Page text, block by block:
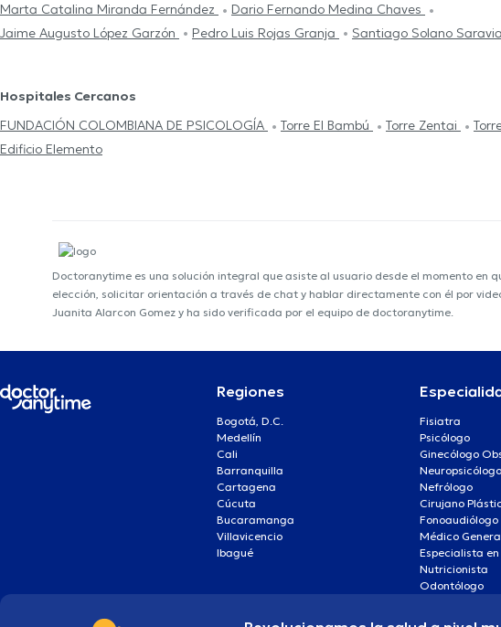
Marta Catalina Miranda Fernández
Dario Fernando Medina Chaves
Jaime Augusto López Garzón
Pedro Luis Rojas Granja Santiago Solano Saravia
Hospitales Cercanos
FUNDACIÓN COLOMBIANA DE PSICOLOGÍA
Torre El Bambú Torre Zentai
Edificio Elemento
Doctoranytime es una solución integral que asiste al usuario desde el momento en
elección, solicitar orientación a través de chat y hablar directamente con él por
Juanita Alarcon Gomez y ha sido verificada por el equipo de doctoranytime.
Regiones
Bogotá, D.C.
Medellín
Cali
Barranquilla
Cartagena
Cúcuta
Bucaramanga
Villavicencio
Ibagué
Fisiatra
Psicólogo
Ginecólogo
Neuropsicólogo
Nefrólogo
Cirujano
Fonoaudiólogo
Médico
Especialista
Nutricionista
Odontólogo